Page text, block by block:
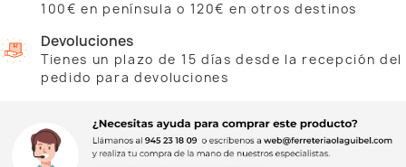
100€ en península o 120€ en otros destinos
Devoluciones
Tienes un plazo de 15 días desde la recepción del
pedido para devoluciones